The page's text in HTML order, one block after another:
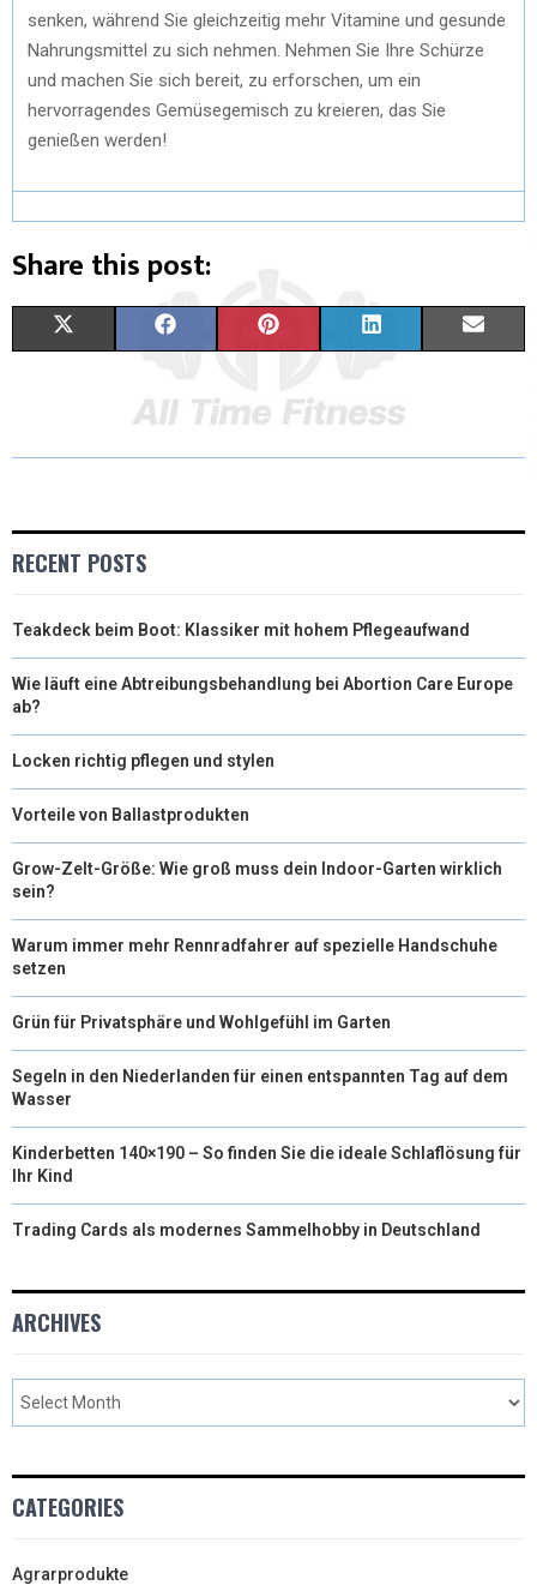
senken, während Sie gleichzeitig mehr Vitamine und gesunde
Nahrungsmittel zu sich nehmen. Nehmen Sie Ihre Schürze
und machen Sie sich bereit, zu erforschen, um ein
hervorragendes Gemüsegemisch zu kreieren, das Sie
genießen werden!
Share this post:
W
E
C
E
K
N
T
S
N
K
N
I
RECENT POSTS
Teakdeck beim Boot: Klassiker mit hohem Pflegeaufwand
Wie läuft eine Abtreibungsbehandlung bei Abortion Care Europe
ab?
Locken richtig pflegen und stylen
Vorteile von Ballastprodukten
Grow-Zelt-Größe: Wie groß muss dein Indoor-Garten wirklich
sein?
Warum immer mehr Rennradfahrer auf spezielle Handschuhe
setzen
Grün für Privatsphäre und Wohlgefühl im Garten
Segeln in den Niederlanden für einen entspannten Tag auf dem
Wasser
Kinderbetten 140×190 – So finden Sie die ideale Schlaflösung für
Ihr Kind
Trading Cards als modernes Sammelhobby in Deutschland
ARCHIVES
CATEGORIES
Agrarprodukte